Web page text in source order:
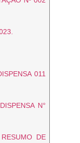
011
N°
DE